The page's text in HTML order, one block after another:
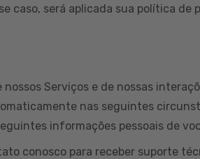
caso, será aplicada sua política de
Serviços e de nossas
nas seguintes
informações pessoais de
conosco para receber suporte